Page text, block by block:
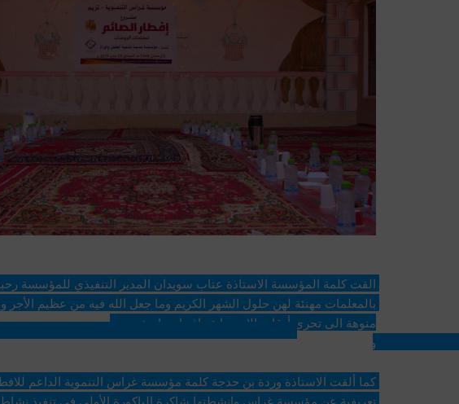
منوهة الى تحري أوقات الاستجابة واغتنام ما تبقى منه
وفي حديثها بينت اهم البرامج والخدمات التي تقدمها المؤسسة